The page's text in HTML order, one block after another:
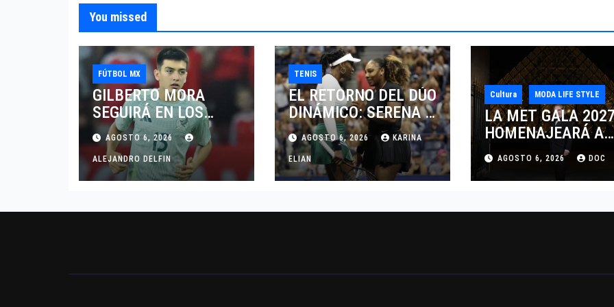
You missed
FÚTBOL MX
GILBERTO MORA
SEGUIRÁ EN LOS
“XOLOS”,SE
PREOCUPA MÁS POR
JUGAR EN SU EQUIPO.
AGOSTO 6, 2026
ALEJANDRO DELFIN
TENIS
EL RETORNO DEL DÚO
DINÁMICO: SERENA Y
VENUS WILLIAMS
DISPUTARÁN LOS
DOBLES EN
CINCINNATI 2026
AGOSTO 6, 2026 KARINA
ELIAN
Cultura MODA LIFE STYLE
LA MET GALA
HOMENAJEARÁ A
JOHN GALLIANO
MARCANDO EL
REGRESO DEL REY
AGOSTO 6, 2026 DOC